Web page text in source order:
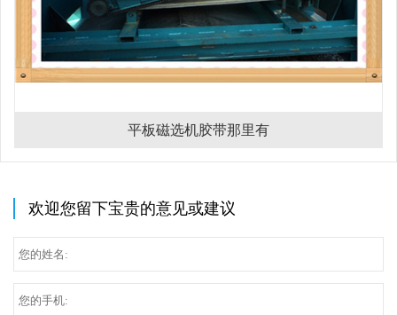
平板磁选机胶带那里有
欢迎您留下宝贵的意见或建议